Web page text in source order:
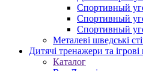
Спортивный
Спортивный
Спортивный
Металеві шведські
Дитячі тренажери та
Каталог